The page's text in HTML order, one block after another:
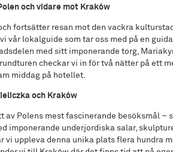
och vidare mot Kraków
fortsätter resan mot den vackra
vår lokalguide som tar oss med på en
med sitt imponerande torg,
checkar vi in för två nätter på ett
middag på hotellet.
och Kraków
av Polens mest fascinerande besöksmål –
imponerande underjordiska salar,
vi uppleva denna unika plats flera hundra